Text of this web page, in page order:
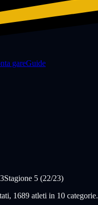
gareGuide
Stagione 5 (22/23)
1689 atleti in 10 categorie.